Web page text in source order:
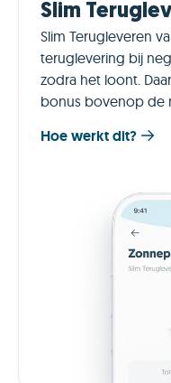
Slim
Slim Terugleveren
teruglevering bij
zodra het loont.
bonus bovenop de
Hoe werkt dit?